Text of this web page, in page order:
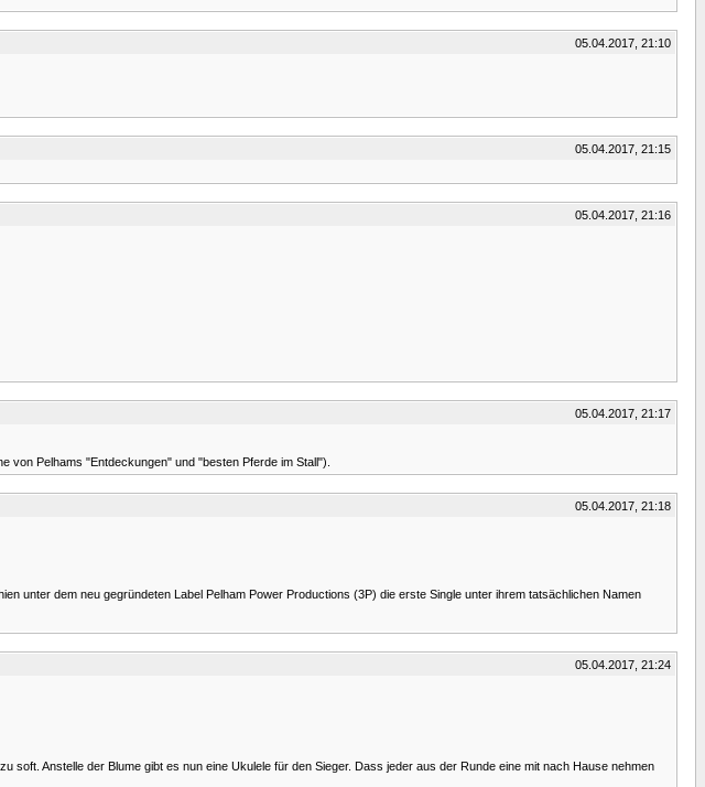
05.04.2017, 21:10
05.04.2017, 21:15
05.04.2017, 21:16
05.04.2017, 21:17
von Pelhams "Entdeckungen" und "besten Pferde im Stall").
05.04.2017, 21:18
unter dem neu gegründeten Label Pelham Power Productions (3P) die erste Single unter ihrem tatsächlichen Namen
05.04.2017, 21:24
Anstelle der Blume gibt es nun eine Ukulele für den Sieger. Dass jeder aus der Runde eine mit nach Hause nehmen